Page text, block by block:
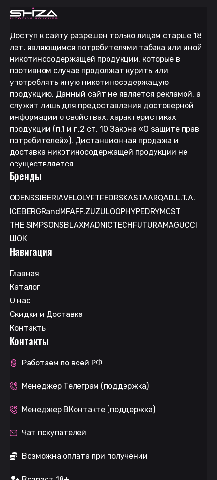
Доступ к сайту разрешен только лицам старше 18
лет, являющимся потребителями табака или иной
никотиносодержащей продукции, которые в
противном случае продолжат курить или
употреблять иную никотиносодержащую
продукцию. Данный сайт не является рекламой, а
служит лишь для предоставления достоверной
информации о свойствах, характеристиках
продукции (п.1 и п.2 ст. 10 Закона «О защите прав
потребителей»). Дистанционная продажа и
доставка никотиносодержащей продукции не
осуществляется.
Бренды
ODENSSIBERIAVELOLYFTFEDRSKASTAARQAD.L.T.A.
ICEBERGRandMFAFF.ZUZULOOPHYPEDRYMOST
THE SIMPSONSBLAXMADNICTECHFUTURAMAGUCCI
ШОК
Навигация
Главная
Каталог
О нас
Скидки и Доставка
Контакты
Контакты
Работаем по всей РФ
Менеджер Телеграм (поддержка)
Менеджер ВКонтакте (поддержка)
Чат покупателей
Возможна оплата при получении